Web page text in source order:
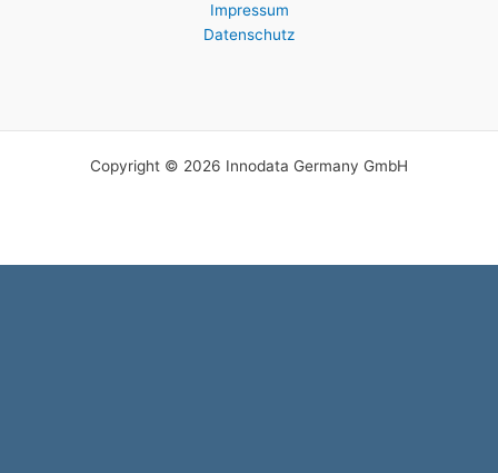
Impressum
Datenschutz
Copyright © 2026 Innodata Germany GmbH